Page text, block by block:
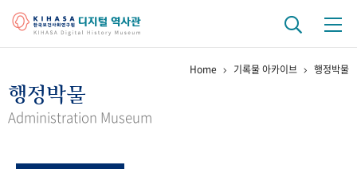
걸어온 길 기관 변천사
Home 기록물 아카이브 행정박물
행정박물
Administration Museum